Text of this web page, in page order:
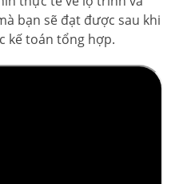
bạn sẽ đạt được sau khi
kế toán tổng hợp.